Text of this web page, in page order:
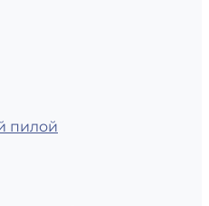
пилой